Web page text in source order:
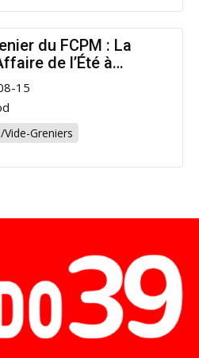
du FCPM : La
de l’Été à
! 15
Greniers